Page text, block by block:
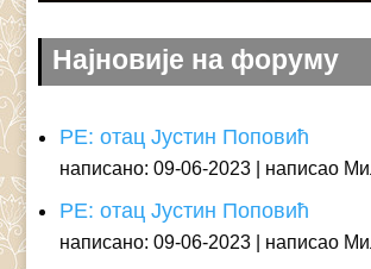
Најновије на форуму
РЕ: отац Јустин Поповић
написано: 09-06-2023 написао
РЕ: отац Јустин Поповић
написано: 09-06-2023 написао